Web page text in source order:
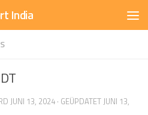
India
JUNI 13, 2024 · GEÜPDATETJUNI 13,